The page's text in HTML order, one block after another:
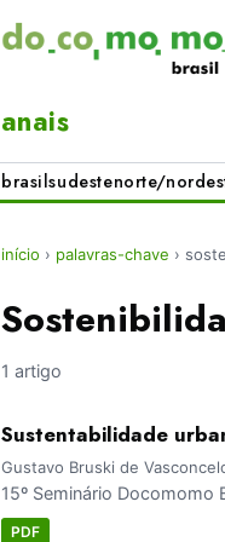
anais
brasilsudestenorte/
início › palavras-chave ›
1 artigo
Sustentabilidade
Gustavo Bruski de
15º Seminário Docomomo
PDF